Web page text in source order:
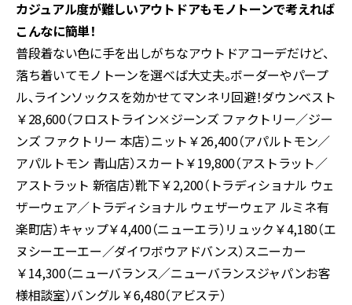
カジュアル度が難しいアウトドアもモノトーンで考えれば
こんなに簡単！
普段着ない色に手を出しがちなアウトドアコーデだけど、
落ち着いてモノトーンを選べば大丈夫。ボーダーやパープ
ル、ラインソックスを効かせてマンネリ回避！ダウンベスト
￥28,600（フロストライン×ジーンズ ファクトリー／ジー
ンズ ファクトリー 本店）ニット￥26,400（アパルトモン／
アパルトモン 青山店）スカート￥19,800（アストラット／
アストラット 新宿店）靴下￥2,200（トラディショナル ウェ
ザーウェア／トラディショナル ウェザーウェア ルミネ有
楽町店）キャップ￥4,400（ニューエラ）リュック￥4,180（エ
ヌシーエーエー／ダイワボウアドバンス）スニーカー
￥14,300（ニューバランス／ニューバランスジャパンお客
様相談室）バングル￥6,480（アビステ）